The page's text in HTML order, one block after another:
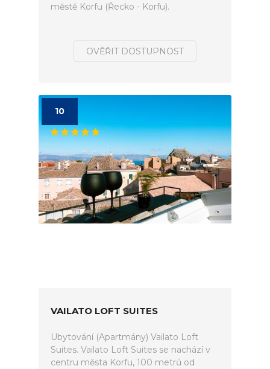
městě Korfu (Řecko - Korfu).
OVĚŘIT DOSTUPNOST
10
VAILATO LOFT SUITES
Ubytování (Apartmány) Vailato Loft
Suites. Vailato Loft Suites se nachází v
centru města Korfu, 100 metrů od